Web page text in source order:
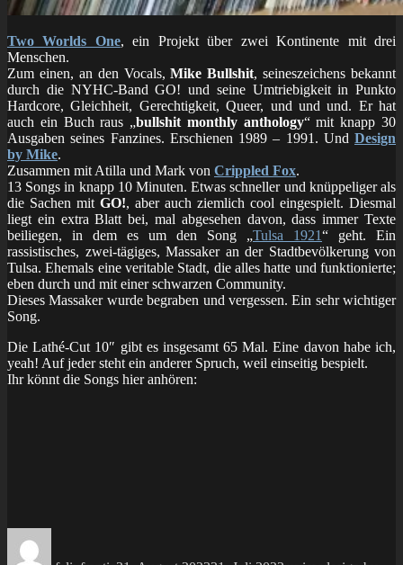
Two Worlds One, ein Projekt über zwei Kontinente mit drei
Menschen.
Zum einen, an den Vocals,Mike Bullshit, seineszeichens bekannt
durch die NYHC-Band GO! und seine Umtriebigkeit in Punkto
Hardcore, Gleichheit, Gerechtigkeit, Queer, und und und. Er hat
auch ein Buch raus „bullshit monthly anthology“ mit knapp 30
Ausgaben seines Fanzines. Erschienen 1989 – 1991. Und Design
by Mike.
Zusammen mit Atilla und Mark von Crippled Fox.
13 Songs in knapp 10 Minuten. Etwas schneller und knüppeliger als
die Sachen mit GO!, aber auch ziemlich cool eingespielt. Diesmal
liegt ein extra Blatt bei, mal abgesehen davon, dass immer Texte
beiliegen, in dem es um den Song „Tulsa 1921“ geht. Ein
rassistisches, zwei-tägiges, Massaker an der Stadtbevölkerung von
Tulsa. Ehemals eine veritable Stadt, die alles hatte und funktionierte;
eben durch und mit einer schwarzen Community.
Dieses Massaker wurde begraben und vergessen. Ein sehr wichtiger
Song.
Die Lathé-Cut 10″ gibt es insgesamt 65 Mal. Eine davon habe ich,
yeah! Auf jeder steht ein anderer Spruch, weil einseitig bespielt.
Ihr könnt die Songs hier anhören: